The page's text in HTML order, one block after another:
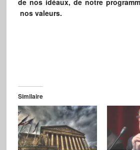
de nos idéaux, de notre
nos valeurs.
Similaire